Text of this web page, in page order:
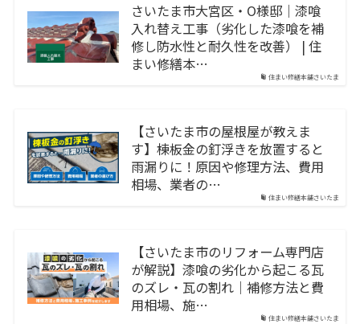
住まい修繕本舗さいたま
さいたま市大宮区・O様邸｜漆喰
入れ替え工事（劣化した漆喰を補
修し防水性と耐久性を改善） | 住
まい修繕本…
住まい修繕本舗さいたま
【さいたま市の屋根屋が教えま
す】棟板金の釘浮きを放置すると
雨漏りに！原因や修理方法、費用
相場、業者の…
住まい修繕本舗さいたま
【さいたま市のリフォーム専門店
が解説】漆喰の劣化から起こる瓦
のズレ・瓦の割れ｜補修方法と費
用相場、施…